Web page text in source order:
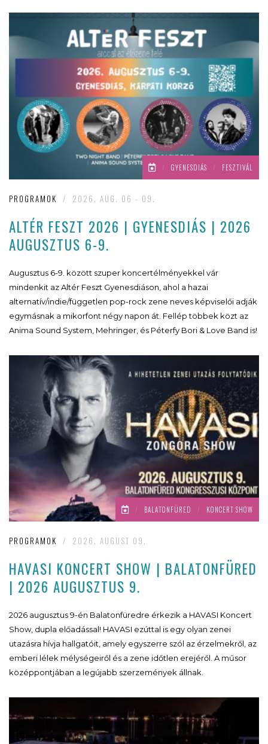
/ GYENESDIÁS / FESZTIVÁL
PROGRAMOK / 2026. AUG. 06 - 09.
ALTÉR FESZT 2026 | GYENESDIÁS | 2026
AUGUSZTUS 6-9.
Augusztus 6-9. között szuper koncertélményekkel vár
mindenkit az Altér Feszt Gyenesdiáson, ahol a hazai
alternatív/indie/független pop-rock zene neves képviselői adják
egymásnak a mikorfont négy napon át. Fellép többek közt az
Anima Sound System, Mehringer, és Péterfy Bori & Love Band is!
/ BALATONFÜRED / KONCERT SHOW
PROGRAMOK / 2026. AUGUST 09.
HAVASI KONCERT SHOW | BALATONFÜRED
| 2026 AUGUSZTUS 9.
2026 augusztus 9-én Balatonfüredre érkezik a HAVASI Koncert
Show, dupla előadással! HAVASI ezúttal is egy olyan zenei
utazásra hívja hallgatóit, amely egyszerre szól az érzelmekről, az
emberi lélek mélységeiről és a zene időtlen erejéről. A műsor
középpontjában a legújabb szerzemények állnak.